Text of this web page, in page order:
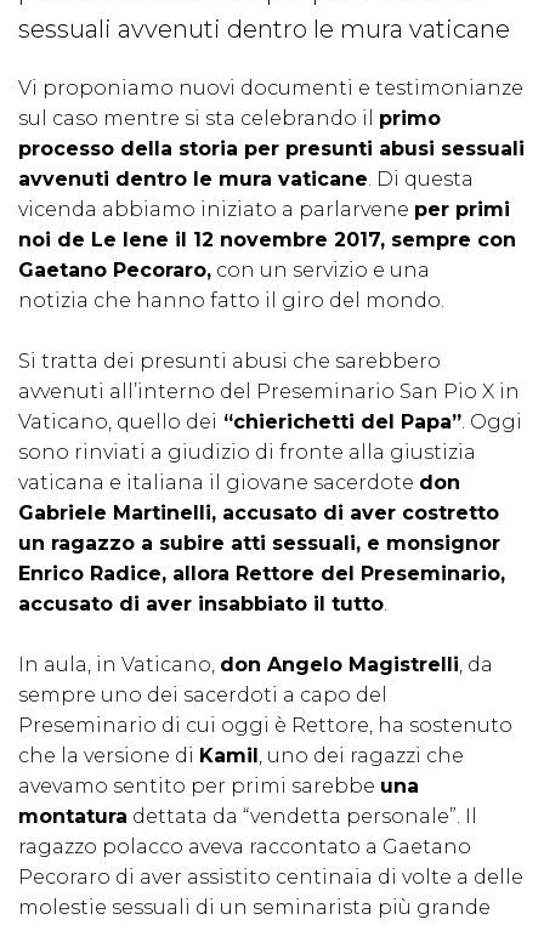
sessuali avvenuti dentro le mura vaticane
Vi proponiamo nuovi documenti e testimonianze
sul caso mentre si sta celebrando il primo
processo della storia per presunti abusi sessuali
avvenuti dentro le mura vaticane. Di questa
vicenda abbiamo iniziato a parlarvene per primi
noi de Le Iene il 12 novembre 2017, sempre con
Gaetano Pecoraro, con un servizio e una
notizia che hanno fatto il giro del mondo.
Si tratta dei presunti abusi che sarebbero
avvenuti all’interno del Preseminario San Pio X in
Vaticano, quello dei “chierichetti del Papa”. Oggi
sono rinviati a giudizio di fronte alla giustizia
vaticana e italiana il giovane sacerdote don
Gabriele Martinelli, accusato di aver costretto
un ragazzo a subire atti sessuali, e monsignor
Enrico Radice, allora Rettore del Preseminario,
accusato di aver insabbiato il tutto.
In aula, in Vaticano, don Angelo Magistrelli, da
sempre uno dei sacerdoti a capo del
Preseminario di cui oggi è Rettore, ha sostenuto
che la versione di Kamil , uno dei ragazzi che
avevamo sentito per primi sarebbe una
montatura dettata da “vendetta personale”. Il
ragazzo polacco aveva raccontato a Gaetano
Pecoraro di aver assistito centinaia di volte a delle
molestie sessuali di un seminarista più grande